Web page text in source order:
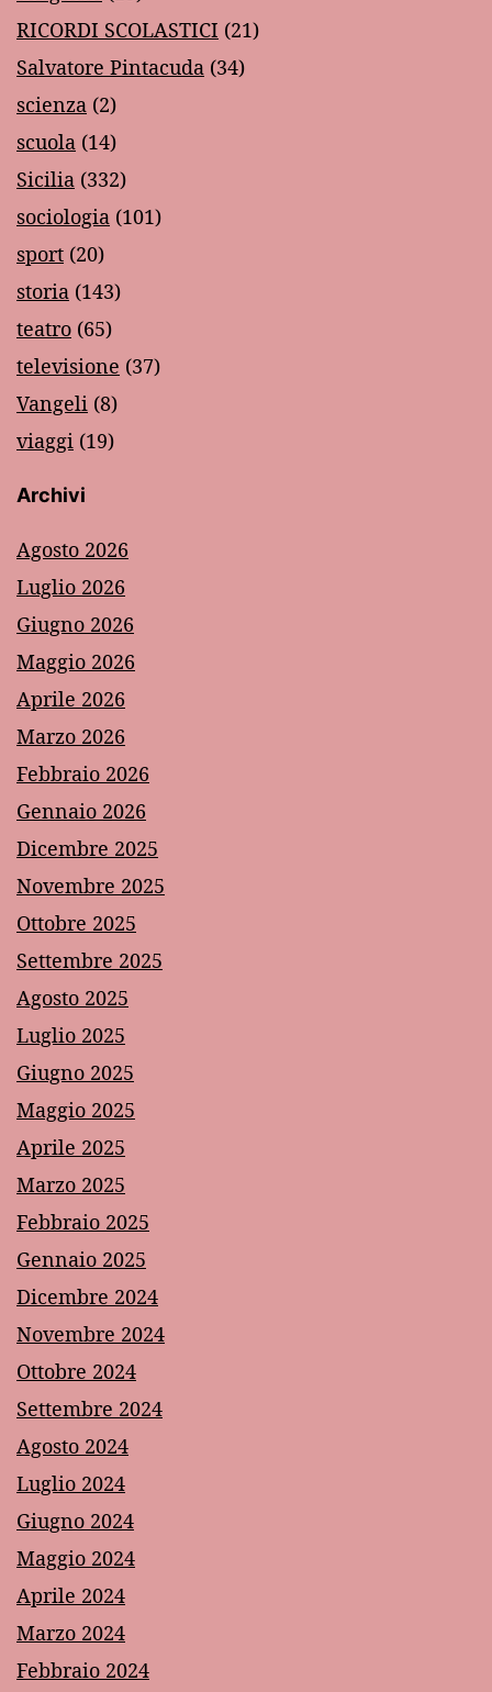
RICORDI SCOLASTICI (21)
Salvatore Pintacuda (34)
scienza (2)
scuola (14)
Sicilia (332)
sociologia (101)
sport (20)
storia (143)
teatro (65)
televisione (37)
Vangeli (8)
viaggi (19)
Archivi
Agosto 2026
Luglio 2026
Giugno 2026
Maggio 2026
Aprile 2026
Marzo 2026
Febbraio 2026
Gennaio 2026
Dicembre 2025
Novembre 2025
Ottobre 2025
Settembre 2025
Agosto 2025
Luglio 2025
Giugno 2025
Maggio 2025
Aprile 2025
Marzo 2025
Febbraio 2025
Gennaio 2025
Dicembre 2024
Novembre 2024
Ottobre 2024
Settembre 2024
Agosto 2024
Luglio 2024
Giugno 2024
Maggio 2024
Aprile 2024
Marzo 2024
Febbraio 2024